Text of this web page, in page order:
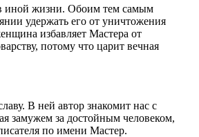
иной жизни. Обоим тем самым
удержать его от уничтожения
избавляет Мастера от
потому что царит вечная
В ней автор знакомит нас с
замужем за достойным человеком,
по имени Мастер.